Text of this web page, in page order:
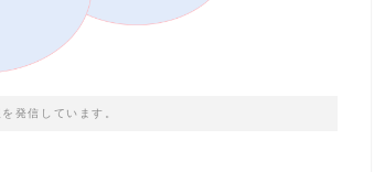
発信しています。